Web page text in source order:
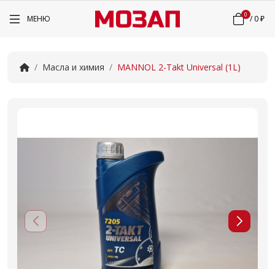
МЕНЮ 0 /0 ₽
Масла и химия MANNOL 2-Takt Universal (1L)